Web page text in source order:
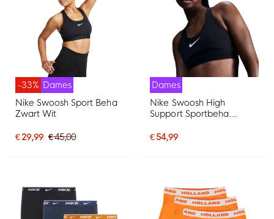
-33% Dames
Nike Swoosh Sport Beha
Zwart Wit
€ 29,99 € 45,00
Dames
Nike Swoosh High
Support Sportbeha
€ 54,99